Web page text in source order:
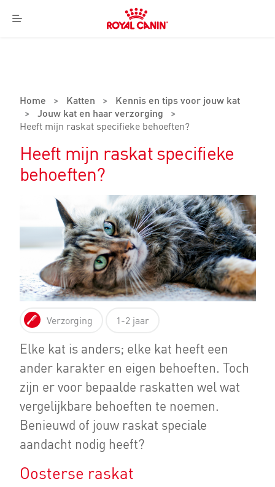
Menu
Royal
Canin
Home > Katten >
Kennis en tips voor jouw kat
> Jouw kat en haar verzorging
>
Heeft mijn raskat specifieke behoeften?
Heeft mijn raskat specifieke
behoeften?
Verzorging 1-2 jaar
Elke kat is anders; elke kat heeft een
ander karakter en eigen behoeften. Toch
zijn er voor bepaalde raskatten wel wat
vergelijkbare behoeften te noemen.
Benieuwd of jouw raskat speciale
aandacht nodig heeft?
Oosterse raskat